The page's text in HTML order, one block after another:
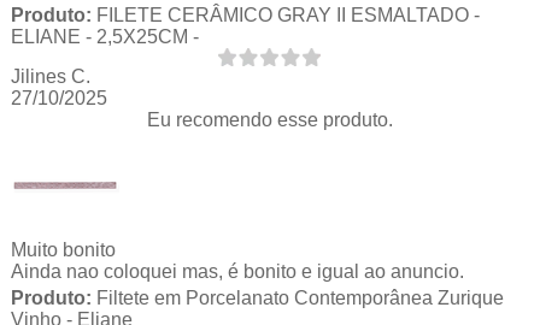
Produto: FILETE CERÂMICO GRAY II ESMALTADO -
ELIANE - 2,5X25CM -
Jilines C.
27/10/2025
Eu recomendo esse produto.
Muito bonito
Ainda nao coloquei mas, é bonito e igual ao anuncio.
Produto: Filtete em Porcelanato Contemporânea Zurique
Vinho - Eliane